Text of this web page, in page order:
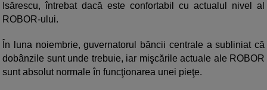
Isărescu, întrebat dacă este confortabil cu actualul nivel al
ROBOR-ului.
În luna noiembrie, guvernatorul băncii centrale a subliniat că
dobânzile sunt unde trebuie, iar mişcările actuale ale ROBOR
sunt absolut normale în funcţionarea unei pieţe.